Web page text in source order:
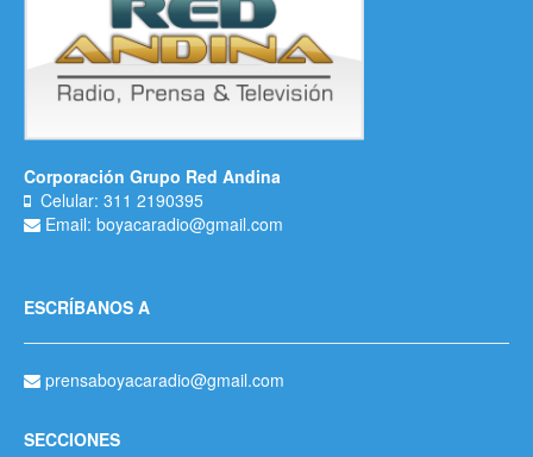
Corporación Grupo Red Andina
Celular: 311 2190395
Email: boyacaradio@gmail.com
ESCRÍBANOS A
prensaboyacaradio@gmail.com
SECCIONES